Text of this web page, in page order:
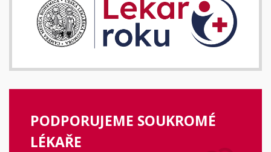
PODPORUJEME SOUKROMÉ
LÉKAŘE